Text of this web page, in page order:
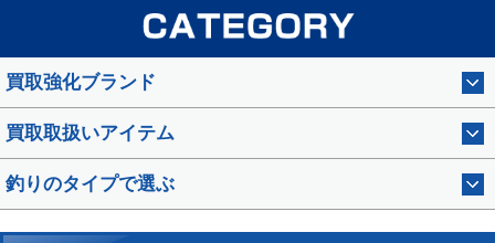
買取強化ブランド
買取取扱いアイテム
釣りのタイプで選ぶ